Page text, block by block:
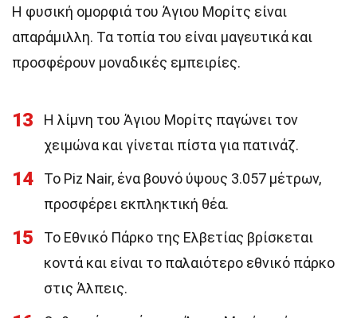
Η φυσική ομορφιά του Άγιου Μορίτς είναι
απαράμιλλη. Τα τοπία του είναι μαγευτικά και
προσφέρουν μοναδικές εμπειρίες.
13
Η λίμνη του Άγιου Μορίτς παγώνει τον
χειμώνα και γίνεται πίστα για πατινάζ.
14
Το Piz Nair, ένα βουνό ύψους 3.057 μέτρων,
προσφέρει εκπληκτική θέα.
15
Το Εθνικό Πάρκο της Ελβετίας βρίσκεται
κοντά και είναι το παλαιότερο εθνικό πάρκο
στις Άλπεις.